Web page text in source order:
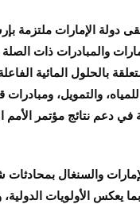
دولة الإمارات ملتزمة
والمبادرات ذات الصلة
بالحلول المائية
والتمويل، ومبادرات
دعم نتائج مؤتمر الأمم
والسنغال بمحادثات
يعكس الأولويات الدولية،